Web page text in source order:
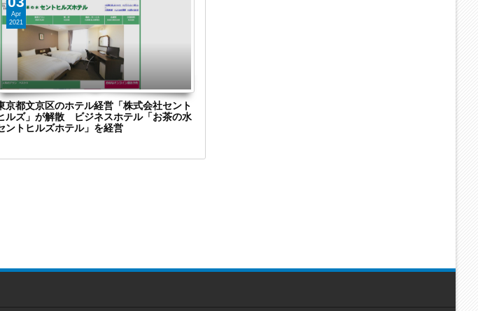
Apr
2021
東京都中央区のオープンイノベーションによ
る新規事業開拓支援「Xinova Japan合同会
社」が解散